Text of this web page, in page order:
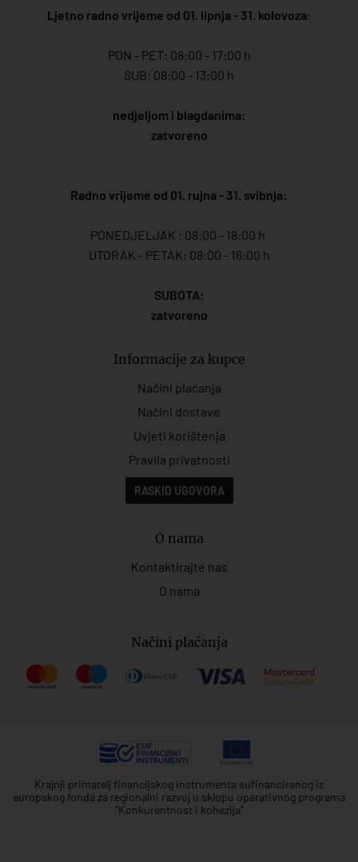
Ljetno radno vrijeme od 01. lipnja - 31. kolovoza:
PON - PET: 08:00 - 17:00 h
SUB: 08:00 - 13:00 h
nedjeljom i blagdanima:
zatvoreno
Radno vrijeme od 01. rujna - 31. svibnja:
PONEDJELJAK : 08:00 - 18:00 h
UTORAK - PETAK: 08:00 - 16:00 h
SUBOTA:
zatvoreno
Informacije za kupce
Načini plaćanja
Načini dostave
Uvjeti korištenja
Pravila privatnosti
RASKID UGOVORA
O nama
Kontaktirajte nas
O nama
Načini plaćanja
Krajnji primatelj financijskog instrumenta sufinanciranog iz
europskog fonda za regionalni razvoj u sklopu operativnog programa
"Konkurentnost i kohezija"